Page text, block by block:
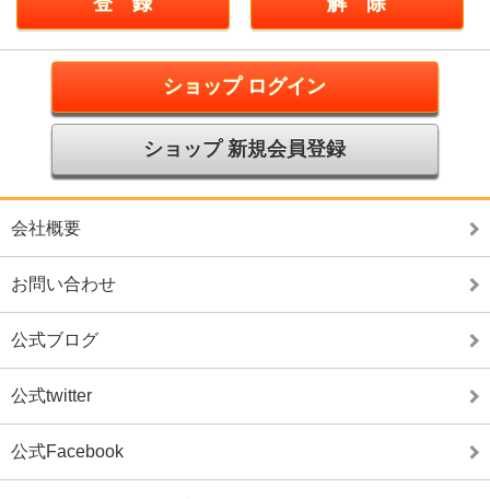
ショップ ログイン
ショップ 新規会員登録
会社概要
お問い合わせ
公式ブログ
公式twitter
公式Facebook